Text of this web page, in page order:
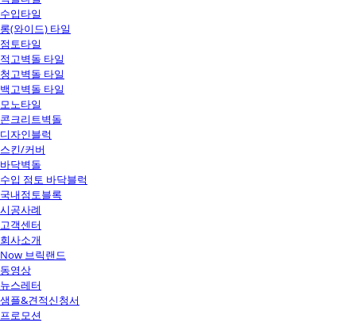
수입타일
롱(와이드) 타일
점토타일
적고벽돌 타일
청고벽돌 타일
백고벽돌 타일
모노타일
콘크리트벽돌
디자인블럭
스킨/커버
바닥벽돌
수입 점토 바닥블럭
국내점토블록
시공사례
고객센터
회사소개
Now 브릭랜드
동영상
뉴스레터
샘플&견적신청서
프로모션